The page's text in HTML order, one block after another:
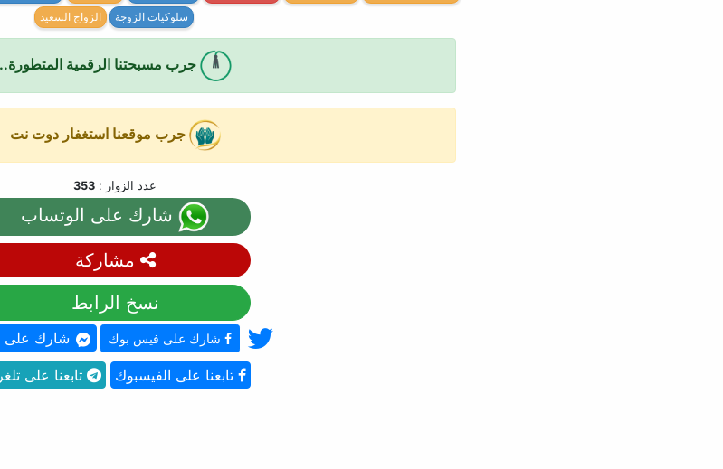
سلوكيات الزوجة
الزواج السعيد
جرب مسبحتنا الرقمية المتطورة..
جرب موقعنا استغفار دوت نت
عدد الزوار : 353
شارك على الوتساب
مشاركة
نسخ الرابط
شارك على فيس بوك شارك على
تابعنا على الفيسبوك تابعنا على